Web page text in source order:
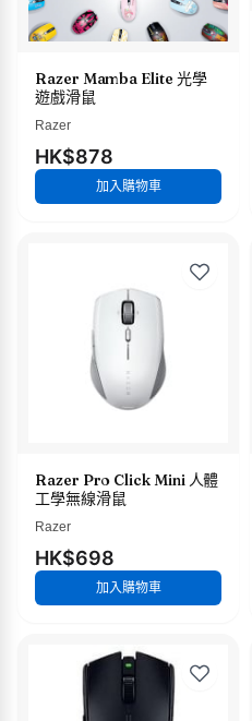
Razer Mamba Elite 光學
遊戲滑鼠
Razer
HK$878
加入購物車
Razer Pro Click Mini 人體
工學無線滑鼠
Razer
HK$698
加入購物車